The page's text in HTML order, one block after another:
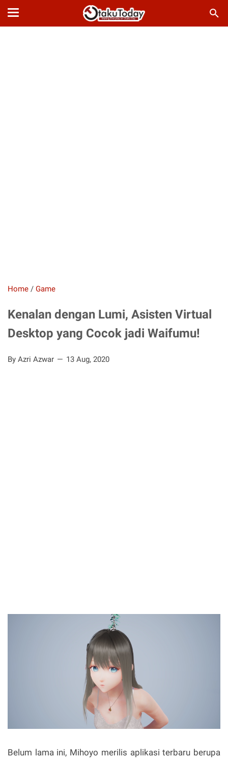
Home / Game
Kenalan dengan Lumi, Asisten Virtual
Desktop yang Cocok jadi Waifumu!
By Azri Azwar 13 Aug, 2020
Belum lama ini, Mihoyo merilis aplikasi terbaru berupa